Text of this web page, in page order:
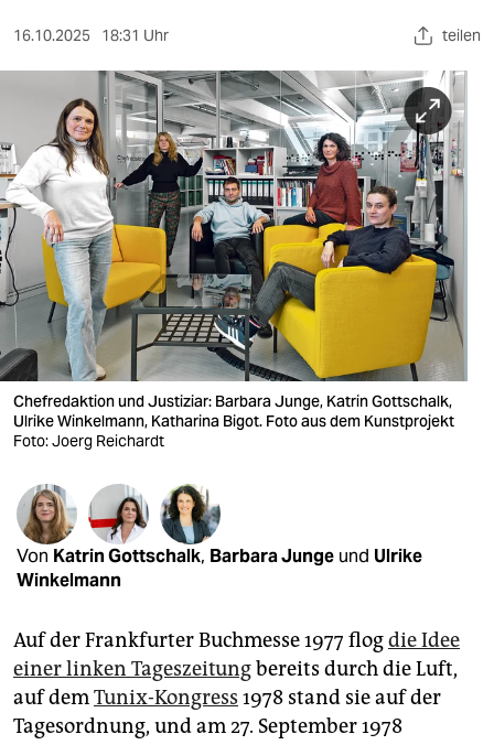
kultur
sport
berlin
nord
wahrheit
verlag
verlag
veranstaltungen
shop
fragen & hilfe
unterstützen
abo
genossenschaft
16.10.2025 18:31 Uhr teilen
Chefredaktion und Justiziar: Barbara Junge, Katrin Gottschalk,
Ulrike Winkelmann, Katharina Bigot. Foto aus dem Kunstprojekt
Foto: Joerg Reichardt
Von Katrin Gottschalk, Barbara Junge und Ulrike
Winkelmann
Auf der Frankfurter Buchmesse 1977 flogdie Idee
einer linken Tageszeitungbereits durch die Luft,
auf demTunix-Kongress 1978 stand sie auf der
Tagesordnung, und am 27. September 1978